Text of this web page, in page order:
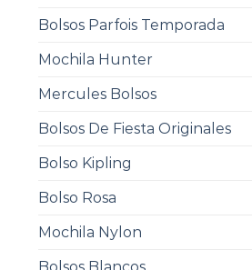
Bolsos Parfois Temporada
Mochila Hunter
Mercules Bolsos
Bolsos De Fiesta Originales
Bolso Kipling
Bolso Rosa
Mochila Nylon